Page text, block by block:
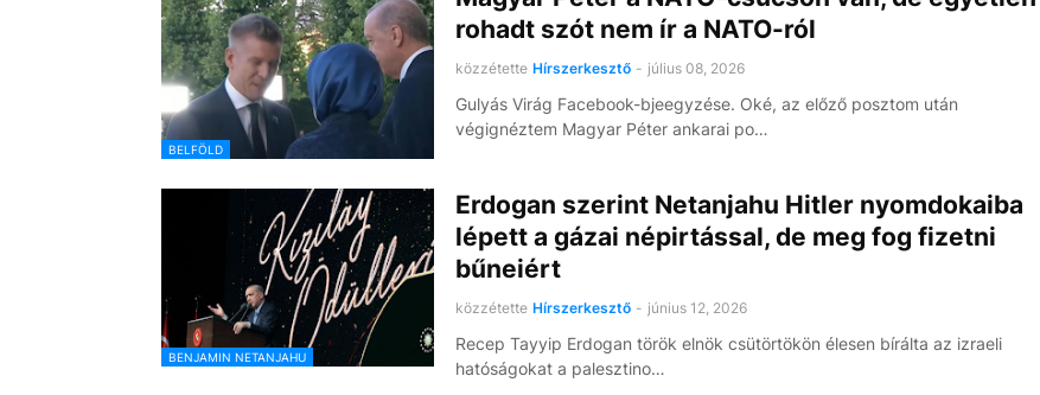
BELFÖLD
rohadt szót nem ír a NATO-ról
közzétette Hírszerkesztő - július 08, 2026
Gulyás Virág Facebook-bjeegyzése. Oké, az előző posztom után
végignéztem Magyar Péter ankarai po…
BENJAMIN NETANJAHU
Erdogan szerint Netanjahu Hitler nyomdokaiba
lépett a gázai népirtással, de meg fog fizetni
bűneiért
közzétette Hírszerkesztő - június 12, 2026
Recep Tayyip Erdogan török elnök csütörtökön élesen bírálta az izraeli
hatóságokat a palesztino…